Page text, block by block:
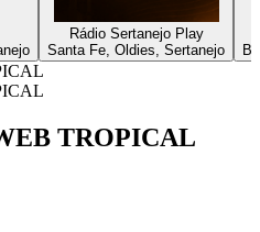
Rádio Sertanejo Play
Santa Fe, Oldies, Sertanejo
TROPICAL